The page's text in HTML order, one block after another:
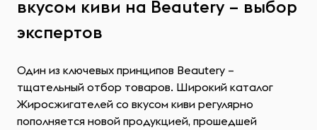
вкусом киви на Beautery – выбор
экспертов
Один из ключевых принципов Beautery –
тщательный отбор товаров. Широкий каталог
Жиросжигателей со вкусом киви регулярно
пополняется новой продукцией, прошедшей